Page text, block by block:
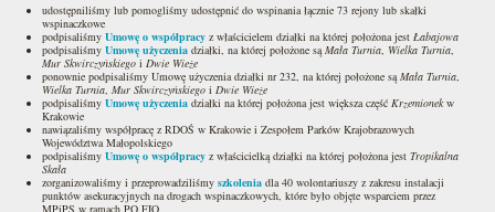
udostępniliśmy lub pomogliśmy udostępnić do wspinania łącznie 73 rejony lub skałki
wspinaczkowe
podpisaliśmy Umowę o współpracy z właścicielem działki na której położona jest Łabajowa
podpisaliśmy Umowę użyczenia działki, na której położone są Mała Turnia Wielka Turnia
Mur Skwirczyńskiegoi Dwie Wieże
ponownie podpisaliśmy Umowę użyczenia działki nr 232, na której położone są Mała Turnia
Wielka Turnia Mur Skwirczyńskiego i Dwie Wieże
podpisaliśmy Umowę użyczenia działki na której położona jest większa część Krzemionekw
Krakowie
nawiązaliśmy współpracę z RDOŚ w Krakowie i Zespołem Parków Krajobrazowych
Województwa Małopolskiego
podpisaliśmy Umowę o współpracy z właścicielką działki na której położona jest Tropikalna
Skała
zorganizowaliśmy i przeprowadziliśmy szkolenia dla 40 wolontariuszy z zakresu instalacji
punktów asekuracyjnych na drogach wspinaczkowych, które było objęte wsparciem przez
MPiPS w ramach PO FIO